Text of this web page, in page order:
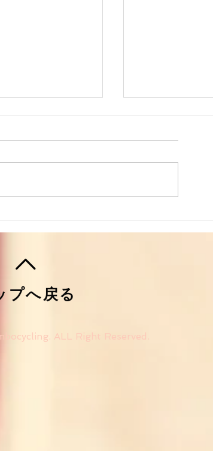
のお知らせ
のご案内
プへ戻る
ALL Right Reserved.